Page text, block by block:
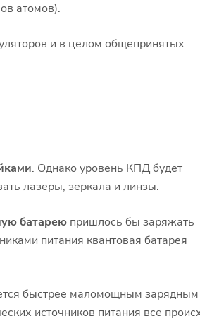
атомов).
и в целом общепринятых
. Однако уровень КПД будет
лазеры, зеркала и линзы.
батарею пришлось бы заряжать
питания квантовая батарея
быстрее маломощным зарядным
источников питания все